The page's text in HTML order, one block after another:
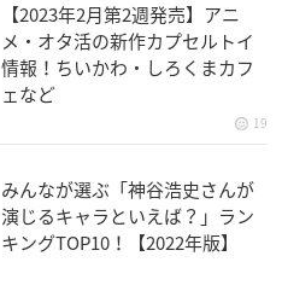
【2023年2月第2週発売】アニ
メ・オタ活の新作カプセルトイ
情報！ちいかわ・しろくまカフ
ェなど
19
みんなが選ぶ「神谷浩史さんが
演じるキャラといえば？」ラン
キングTOP10！【2022年版】